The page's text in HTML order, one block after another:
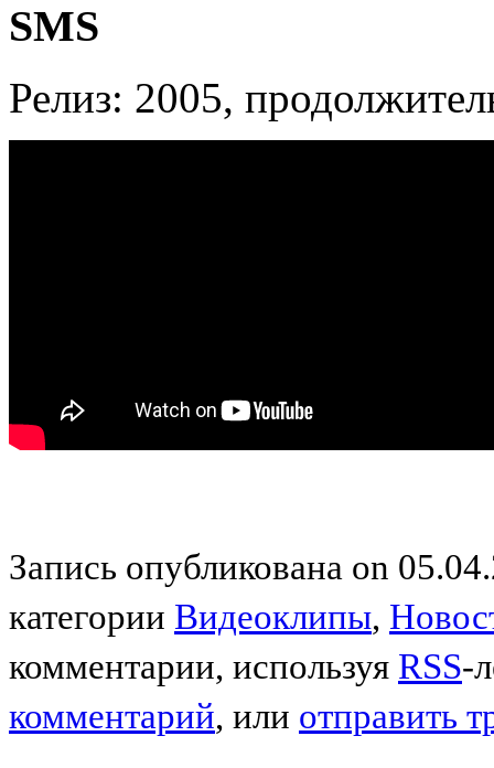
SMS
Релиз: 2005,
Запись опубликована on
категории Видеоклипы,
комментарии, используя RSS-
комментарий, или отправить